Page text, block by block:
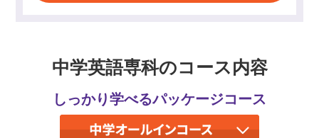
中学英語専科のコース内容
しっかり学べるパッケージコース